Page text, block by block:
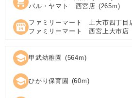
パル・ヤマト 西宮店 (265m)
local_convenience_store ファミリーマート 上大市四丁目
ファミリーマート 西宮上大市店
school 甲武幼稚園 (564m)
school ひかり保育園 (60m)